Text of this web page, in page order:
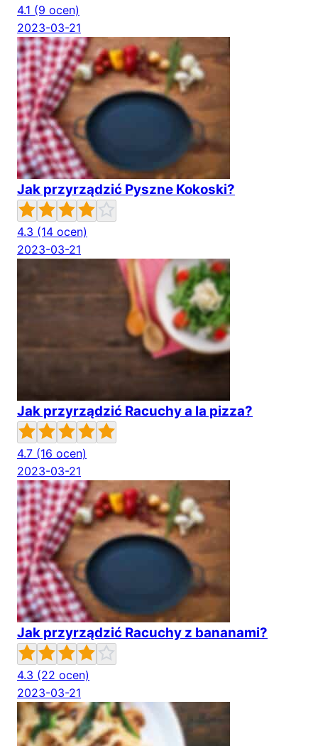
4.1 (9 ocen)
2023-03-21
Jak przyrządzić Pyszne Kokoski?
4.3 (14 ocen)
2023-03-21
Jak przyrządzić Racuchy a la pizza?
4.7 (16 ocen)
2023-03-21
Jak przyrządzić Racuchy z bananami?
4.3 (22 ocen)
2023-03-21